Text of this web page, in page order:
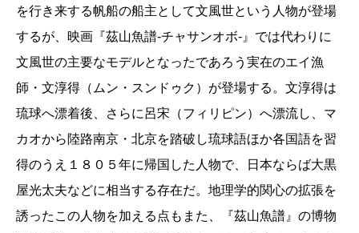
を行き来する帆船の船主として文風世という人物が登場
するが、映画『茲山魚譜-チャサンオボ-』では代わりに
文風世の主要なモデルとなったであろう実在のエイ漁
師・文淳得（ムン・スンドゥク）が登場する。文淳得は
琉球へ漂着後、さらに呂宋（フィリピン）へ漂流し、マ
カオから陸路南京・北京を踏破し琉球語ほか各国語を習
得のうえ１８０５年に帰国した人物で、日本ならば大黒
屋光太夫などに相当する存在だ。地理学的関心の拡張を
誘ったこの人物を加える点もまた、『茲山魚譜』の博物